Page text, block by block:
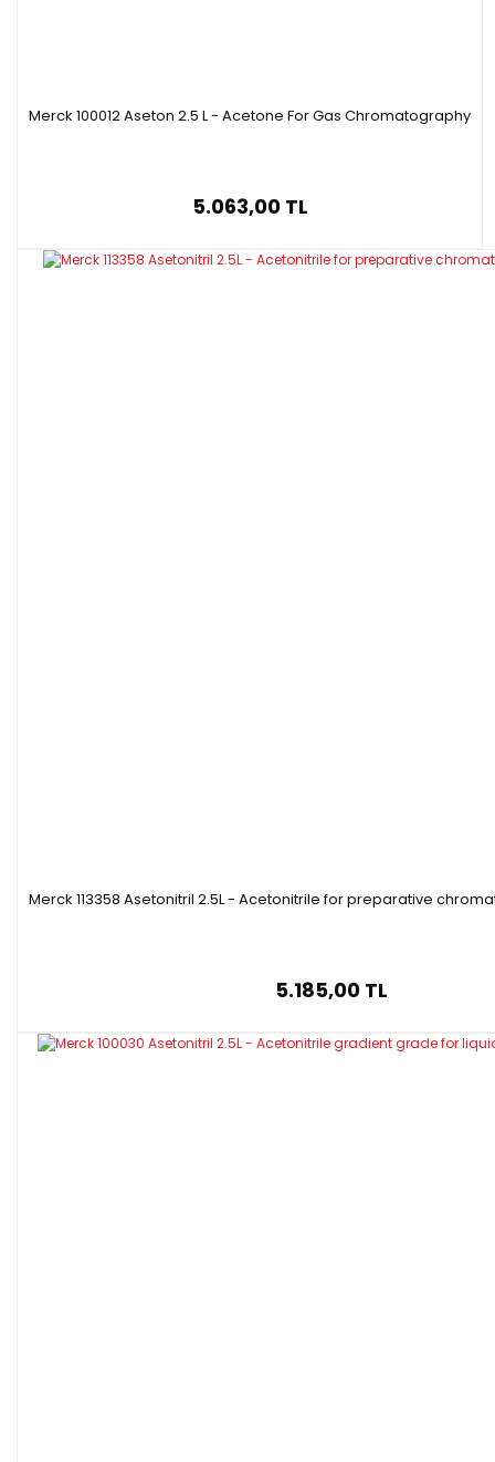
Merck 100012 Aseton 2.5 L - Acetone For Gas Chromatography
5.063,00 TL
Merck 113358 Asetonitril 2.5L - Acetonitrile for preparative
5.185,00 TL